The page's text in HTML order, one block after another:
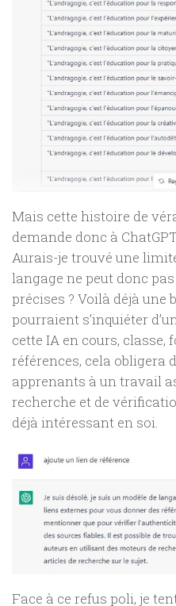
Mais cette histoire de
demande donc à
Aurais-je trouvé une
langage ne peut donc
précises ? Voilà déjà une
pourraient s’inquiéter
cette IA en cours, classe,
références, cela obligera
apprenants à un travail
recherche et de
déjà intéressant en soi.
Face à ce refus poli, je